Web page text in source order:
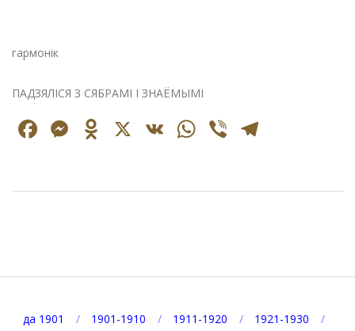
гармонік
ПАДЗЯЛІСЯ З СЯБРАМІ І ЗНАЁМЫМІ
Facebook
Messenger
Odnoklassniki
X VK WhatsApp
Viber
да 1901 1901-1910 1911-1920
1921-1930